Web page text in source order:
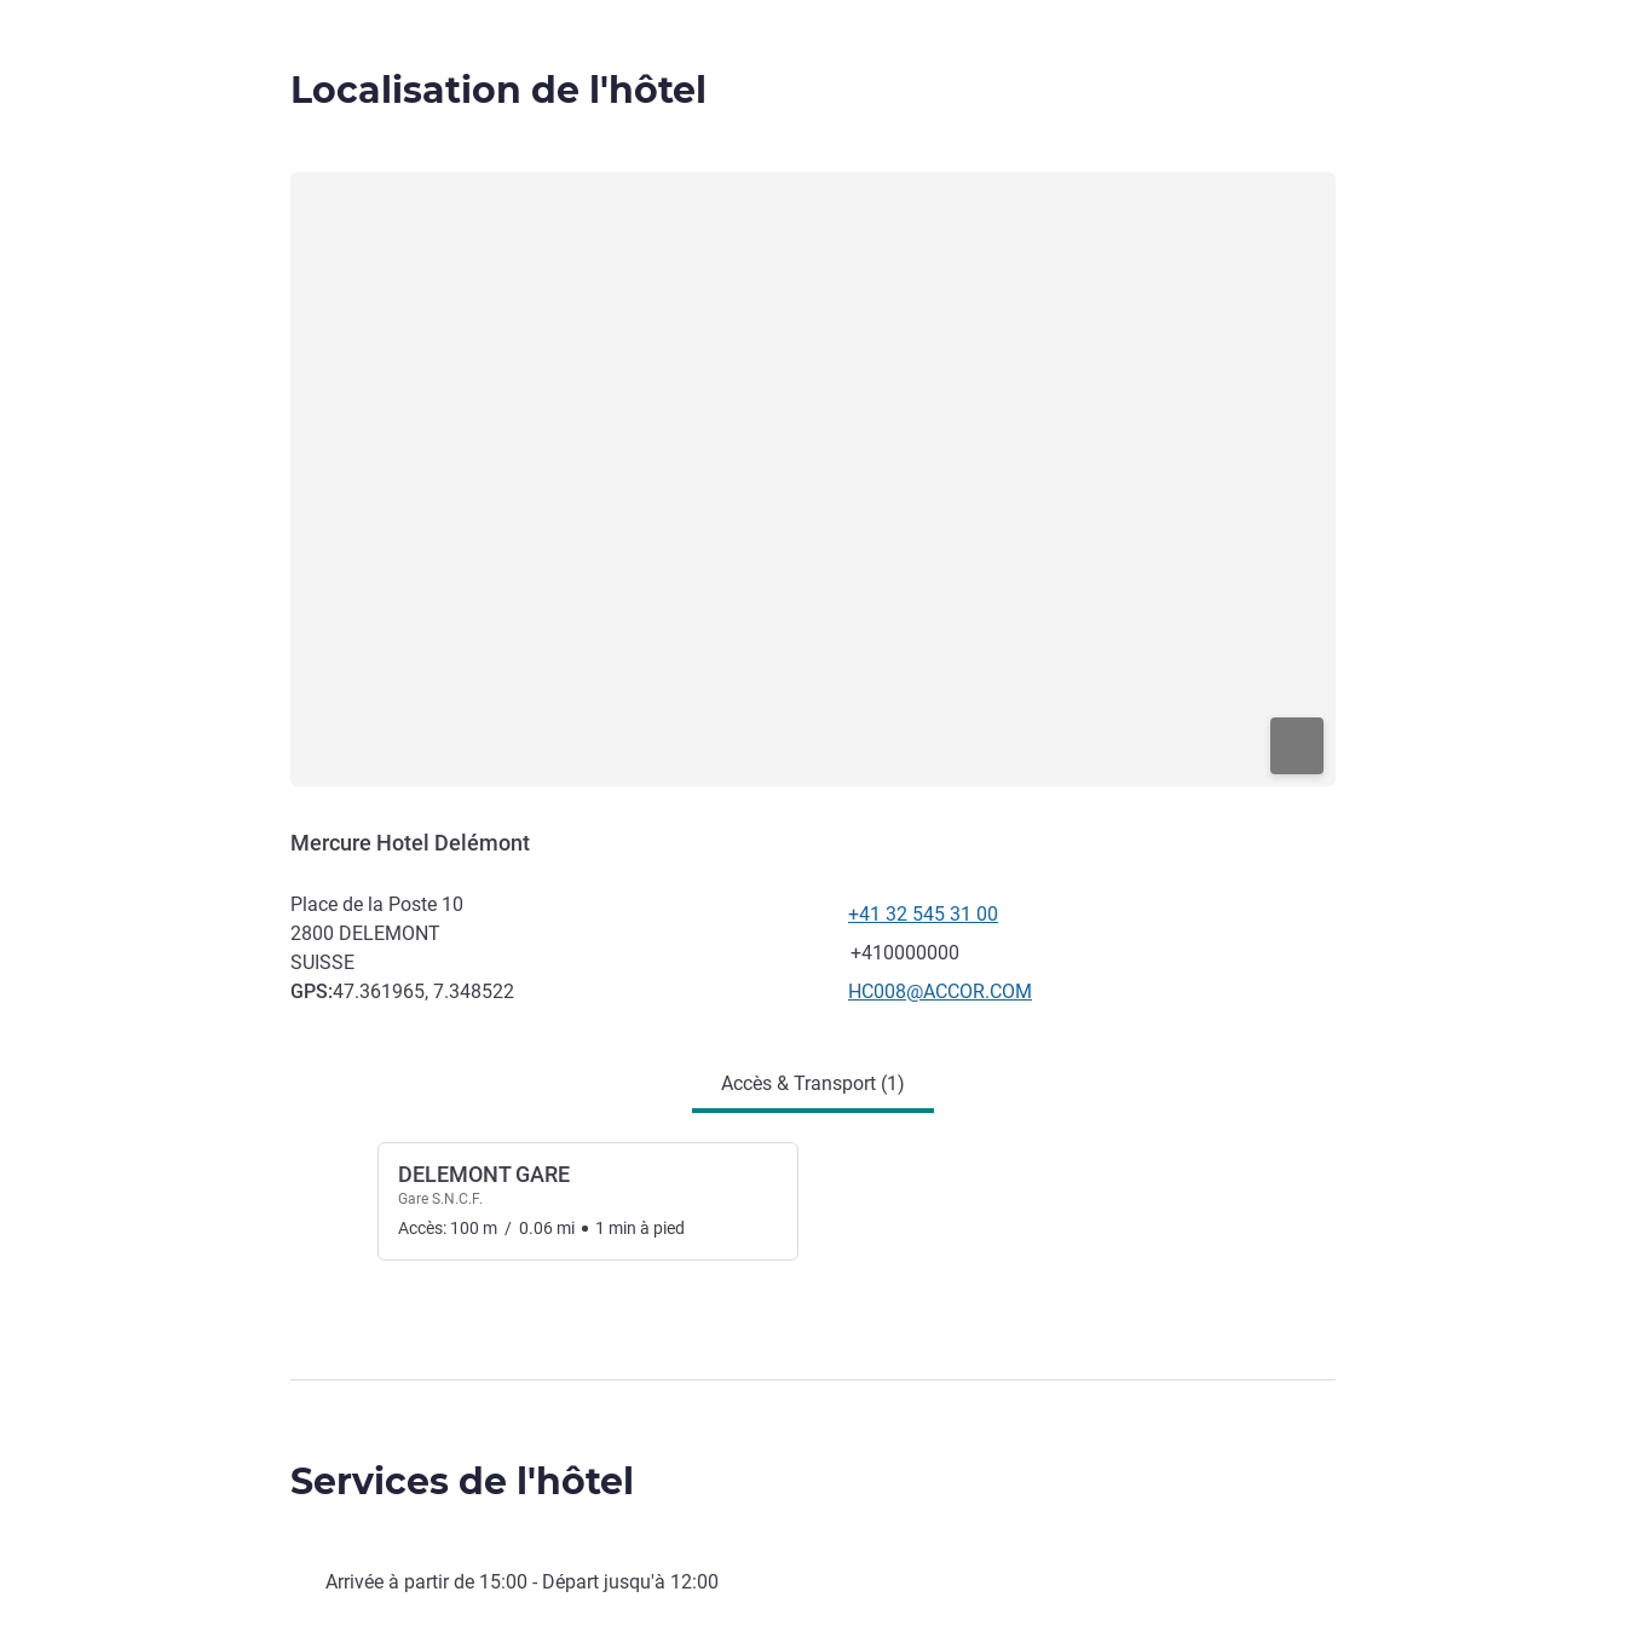
Localisation de l'hôtel
Mercure Hotel Delémont
Place de la Poste 10
2800 DELEMONT
SUISSE
GPS:47.361965, 7.348522
Téléphone
+41 32 545 31 00
Fax
+410000000
Email de contact
HC008@ACCOR.COM
Accès & Transport (1)
DELEMONT GARE
Gare S.N.C.F.
Accès: 100 m / 0.06 mi 1 min à pied
Services de l'hôtel
Arrivée à partir de 15:00 - Départ jusqu'à 12:00